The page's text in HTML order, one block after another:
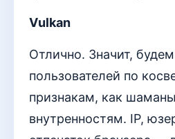
Vulkan
Отлично. Значит,
пользователей по
признакам, как
внутренностям. IP,